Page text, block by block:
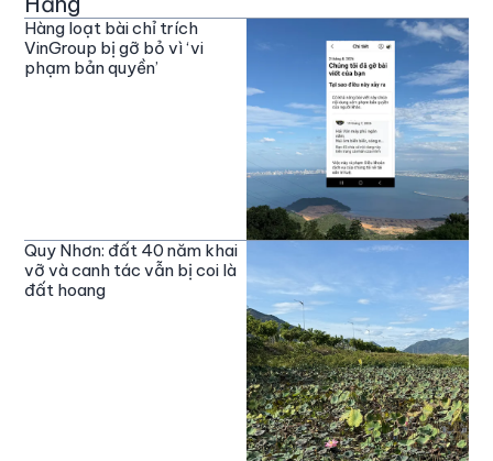
Hàng loạt bài chỉ trích
VinGroup bị gỡ bỏ vì ‘vi
phạm bản quyền’
Quy Nhơn: đất 40 năm khai
vỡ và canh tác vẫn bị coi là
đất hoang